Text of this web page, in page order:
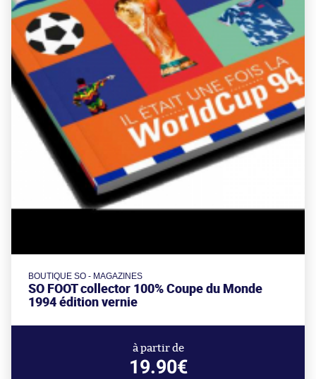
BOUTIQUE SO - MAGAZINES
SO FOOT collector 100% Coupe du Monde
1994 édition vernie
à partir de
19.90€